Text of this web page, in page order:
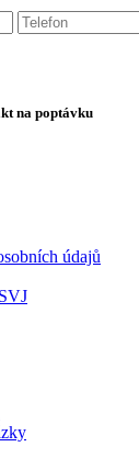
na poptávku
údajů